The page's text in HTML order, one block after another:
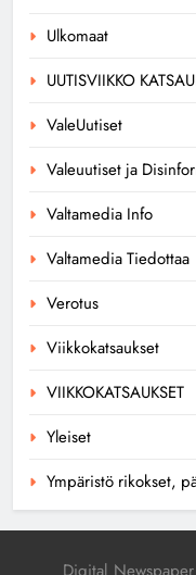
Ulkomaat
UUTISVIIKKO
ValeUutiset
Valeuutiset ja
Valtamedia Info
Valtamedia Tiedottaa
Verotus
Viikkokatsaukset
VIIKKOKATSAUKSET
Yleiset
Ympäristö rikokset,